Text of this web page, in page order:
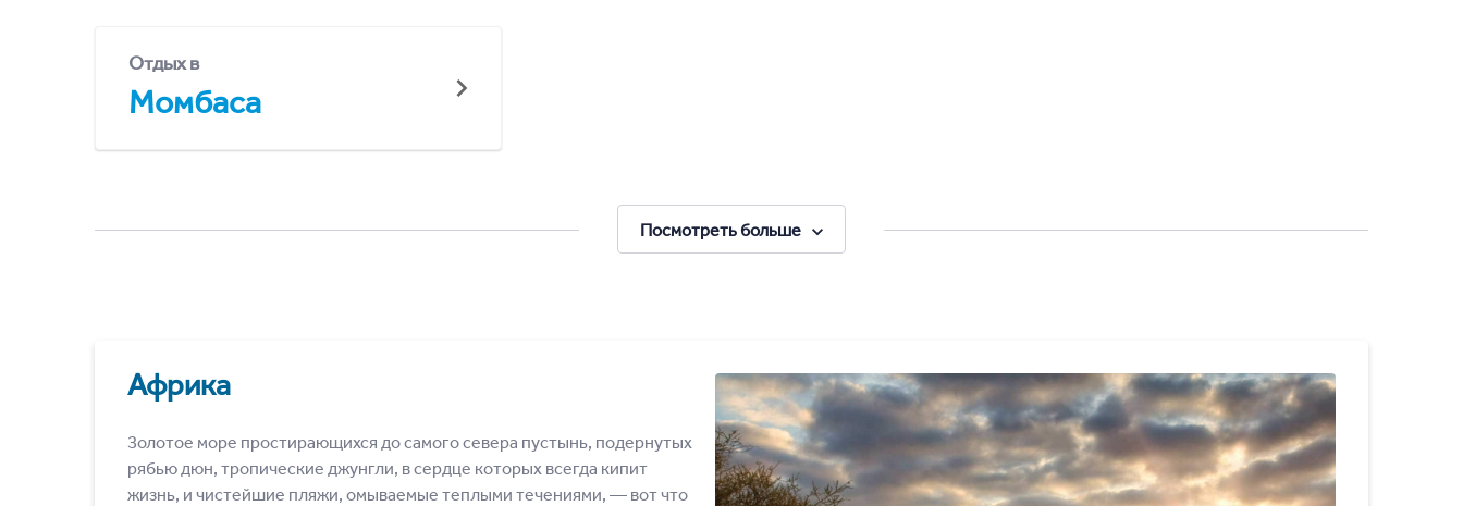
Отдых в
Момбаса
Посмотреть больше
Африка
Золотое море простирающихся до самого севера пустынь, подернутых
рябью дюн, тропические джунгли, в сердце которых всегда кипит
жизнь, и чистейшие пляжи, омываемые теплыми течениями, ― вот что